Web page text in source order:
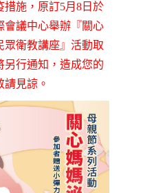
措施，原訂5月8日於
會議中心舉辦『關心
眾衛教講座』活動取
另行通知，造成您的
請見諒。